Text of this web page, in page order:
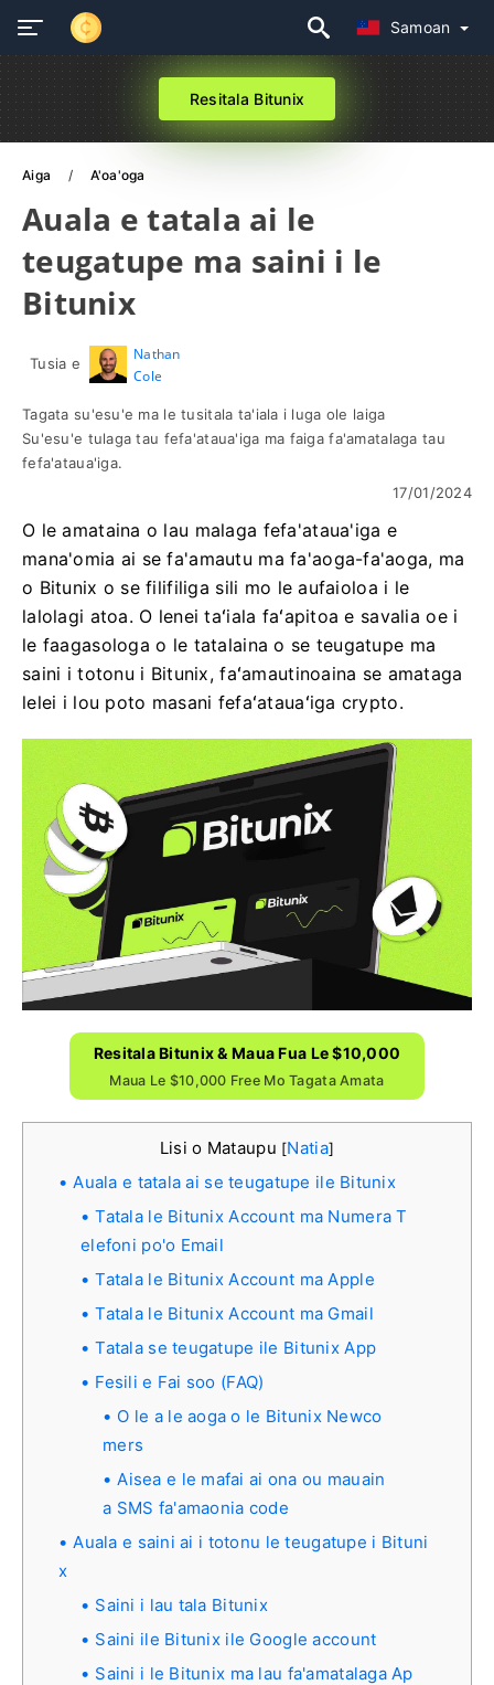
Samoan
Resitala Bitunix
Aiga A'oa'oga
Auala e tatala ai le
teugatupe ma saini i le
Bitunix
Tusia e
Nathan
Cole
Tagata su'esu'e ma le tusitala ta'iala i luga ole laiga
Su'esu'e tulaga tau fefa'ataua'iga ma faiga fa'amatalaga tau
fefa'ataua'iga.
17/01/2024
O le amataina o lau malaga fefa'ataua'iga e
mana'omia ai se fa'amautu ma fa'aoga-fa'aoga, ma
o Bitunix o se filifiliga sili mo le aufaioloa i le
lalolagi atoa. O lenei taʻiala faʻapitoa e savalia oe i
le faagasologa o le tatalaina o se teugatupe ma
saini i totonu i Bitunix, faʻamautinoaina se amataga
lelei i lou poto masani fefaʻatauaʻiga crypto.
Resitala Bitunix & Maua Fua Le $10,000
Maua Le $10,000 Free Mo Tagata Amata
Lisi o Mataupu [Natia]
Auala e tatala ai se teugatupe ile Bitunix
Tatala le Bitunix Account ma Numera T
elefoni po'o Email
Tatala le Bitunix Account ma Apple
Tatala le Bitunix Account ma Gmail
Tatala se teugatupe ile Bitunix App
Fesili e Fai soo (FAQ)
O le a le aoga o le Bitunix Newco
mers
Aisea e le mafai ai ona ou mauain
a SMS fa'amaonia code
Auala e saini ai i totonu le teugatupe i Bituni
x
Saini i lau tala Bitunix
Saini ile Bitunix ile Google account
Saini i le Bitunix ma lau fa'amatalaga Ap